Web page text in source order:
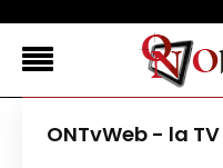
ONTvWeb - la